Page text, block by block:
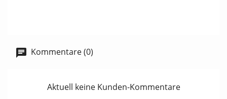
Kommentare (0)
Aktuell keine Kunden-Kommentare